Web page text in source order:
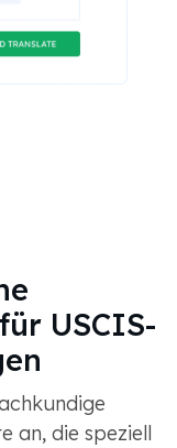
USCIS-
an, die speziell